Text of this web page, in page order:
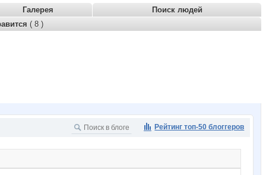
Галерея
Поиск людей
( 8 )
Рейтинг топ-50 блоггеров